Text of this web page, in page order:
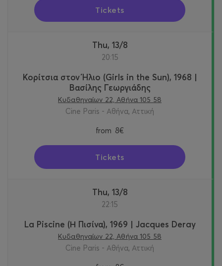
Tickets
Thu, 13/8
20:15
Κορίτσια στον Ήλιο (Girls in the Sun), 1968 |
Βασίλης Γεωργιάδης
Κυδαθηναίων 22, Αθήνα 105 58
Cine Paris - Αθήνα, Αττική
from 8€
Tickets
Thu, 13/8
22:15
La Piscine (Η Πισίνα), 1969 | Jacques Deray
Κυδαθηναίων 22, Αθήνα 105 58
Cine Paris - Αθήνα, Αττική